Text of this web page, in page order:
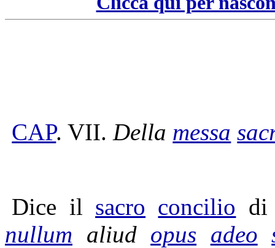
CAP. VII.Della messa
Dice il sacro concilio
nullum aliud opus adeo